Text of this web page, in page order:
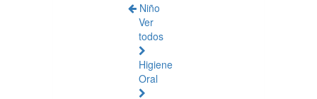
Niño
Ver
todos
Higiene
Oral